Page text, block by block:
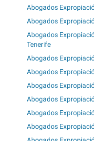
Abogados
Abogados
Abogados
Tenerife
Abogados
Abogados
Abogados
Abogados
Abogados
Abogados